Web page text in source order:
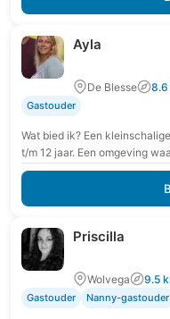
Ayla
De Blesse 8.6
Gastouder
Wat bied ik? Een
t/m 12 jaar. Een omgeving
Priscilla
Wolvega 9.5
Gastouder Nanny-gastouder